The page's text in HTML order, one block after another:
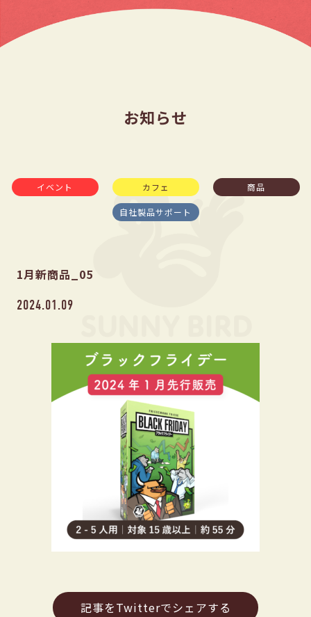
お知らせ
イベント カフェ 商品
自社製品サポート
1月新商品_05
2024.01.09
記事をTwitterでシェアする